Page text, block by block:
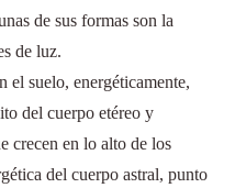
de sus formas son la
de luz.
el suelo, energéticamente,
del cuerpo etéreo y
crecen en lo alto de los
del cuerpo astral, punto